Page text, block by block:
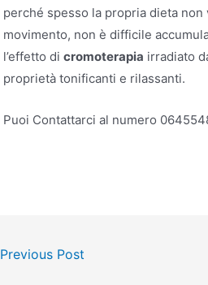
perché spesso la propria dieta
movimento, non è difficile
l’effetto dicromoterapia irradiato
proprietà tonificanti e rilassanti.
Puoi Contattarci al numero
Previous Post